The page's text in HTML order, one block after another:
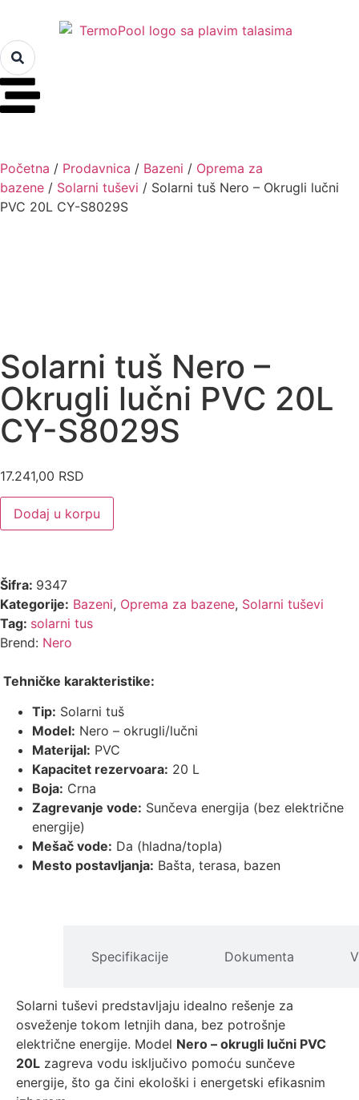
Početna / Prodavnica / Bazeni / Oprema za
bazene / Solarni tuševi / Solarni tuš Nero – Okrugli lučni
PVC 20L CY-S8029S
Solarni tuš Nero –
Okrugli lučni PVC 20L
CY-S8029S
17.241,00 RSD
Dodaj u korpu
Šifra: 9347
Kategorije: Bazeni, Oprema za bazene, Solarni tuševi
Tag: solarni tus
Brend: Nero
Tehničke karakteristike:
Tip: Solarni tuš
Model: Nero – okrugli/lučni
Materijal: PVC
Kapacitet rezervoara: 20 L
Boja: Crna
Zagrevanje vode: Sunčeva energija (bez električne
energije)
Mešač vode: Da (hladna/topla)
Mesto postavljanja: Bašta, terasa, bazen
Specifikacije Dokumenta
Solarni tuševi predstavljaju idealno rešenje za
osveženje tokom letnjih dana, bez potrošnje
električne energije. Model Nero – okrugli lučni PVC
20L zagreva vodu isključivo pomoću sunčeve
energije, što ga čini ekološki i energetski efikasnim